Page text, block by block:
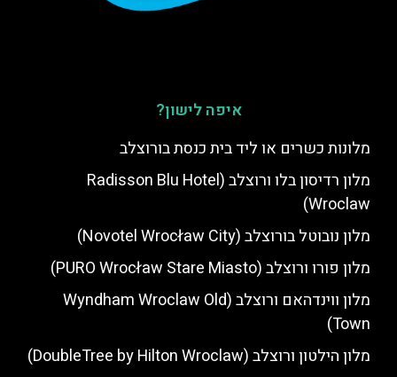
איפה לישון?
מלונות כשרים או ליד בית כנסת בורוצלב
מלון רדיסון בלו ורוצלב (Radisson Blu Hotel
Wroclaw)
מלון נובוטל בורוצלב (Novotel Wrocław City)
מלון פורו ורוצלב (PURO Wrocław Stare Miasto)
מלון ווינדהאם ורוצלב (Wyndham Wroclaw Old
Town)
מלון הילטון ורוצלב (DoubleTree by Hilton Wroclaw)